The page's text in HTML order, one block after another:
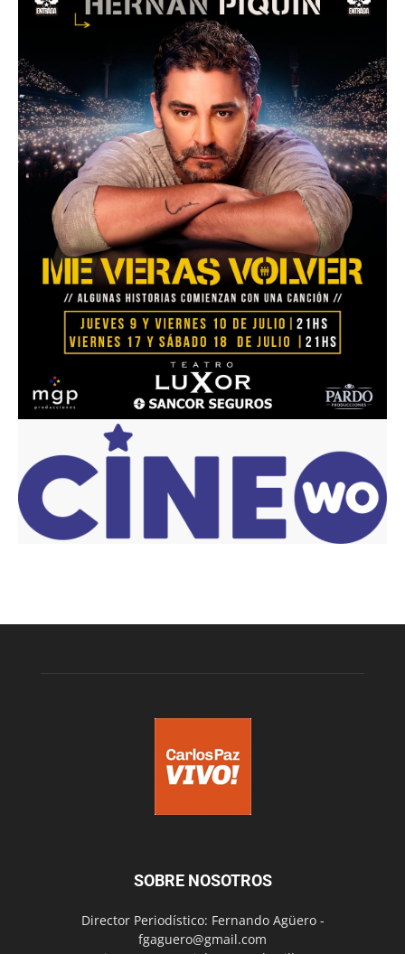
SOBRE NOSOTROS
Director Periodístico: Fernando Agüero -
fgaguero@gmail.com